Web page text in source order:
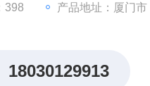
0-5V）和电流（4-20mA、
398 产品地址：厦门市
18030129913